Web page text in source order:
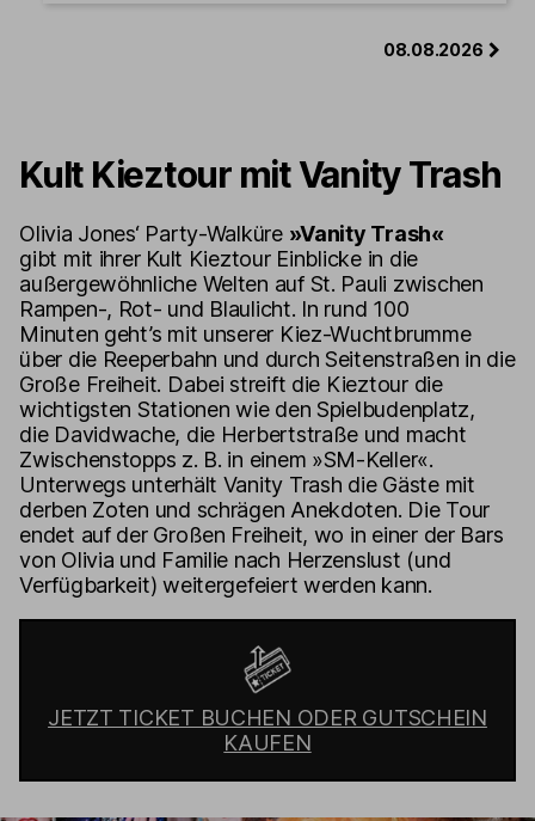
08.08.2026
Kult Kieztour mit Vanity Trash
Olivia Jones‘ Party-Walküre »Vanity Trash«
gibt mit ihrer Kult Kieztour Einblicke in die
außergewöhnliche Welten auf St. Pauli zwischen
Rampen-, Rot- und Blaulicht. In rund 100
Minuten geht’s mit unserer Kiez-Wuchtbrumme
über die Reeperbahn und durch Seitenstraßen in die
Große Freiheit. Dabei streift die Kieztour die
wichtigsten Stationen wie den Spielbudenplatz,
die Davidwache, die Herbertstraße und macht
Zwischenstopps z. B. in einem »SM-Keller«.
Unterwegs unterhält Vanity Trash die Gäste mit
derben Zoten und schrägen Anekdoten. Die Tour
endet auf der Großen Freiheit, wo in einer der Bars
von Olivia und Familie nach Herzenslust (und
Verfügbarkeit) weitergefeiert werden kann.
JETZT TICKET BUCHEN ODER GUTSCHEIN
KAUFEN